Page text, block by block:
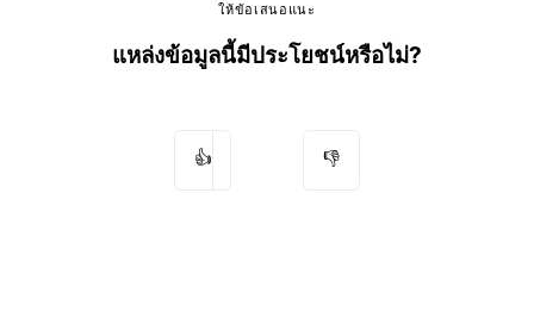
ให้ข้อเสนอแนะ
แหล่งข้อมูลนี้มีประโยชน์หรือไม่?
👍 👎